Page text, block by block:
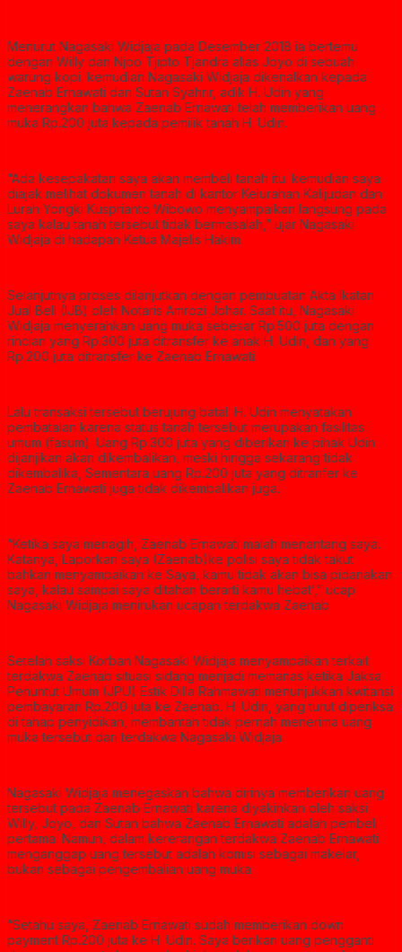
Menurut Nagasaki Widjaja pada Desember 2018 ia bertemu
dengan Willy dan Njoo Tjipto Tjandra alias Joyo di sebuah
warung kopi. kemudian Nagasaki Widjaja dikenalkan kepada
Zaenab Ernawati dan Sutan Syahrir, adik H. Udin yang
menerangkan bahwa Zaenab Ernawati telah memberikan uang
muka Rp.200 juta kepada pemilik tanah H. Udin.
“Ada kesepakatan saya akan membeli tanah itu. kemudian saya
diajak melihat dokumen tanah di kantor Kelurahan Kalijudan dan
Lurah Yongki Kusprianto Wibowo menyampaikan langsung pada
saya kalau tanah tersebut tidak bermasalah,” ujar Nagasaki
Widjaja di hadapan Ketua Majelis Hakim.
Selanjutnya proses dilanjutkan dengan pembuatan Akta Ikatan
Jual Beli (IJB) oleh Notaris Amrozi Johar. Saat itu, Nagasaki
Widjaja menyerahkan uang muka sebesar Rp.500 juta dengan
rincian yang Rp.300 juta ditransfer ke anak H. Udin, dan yang
Rp.200 juta ditransfer ke Zaenab Ernawati.
Lalu transaksi tersebut berujung batal. H. Udin menyatakan
pembatalan karena status tanah tersebut merupakan fasilitas
umum (fasum). Uang Rp.300 juta yang diberikan ke pihak Udin
dijanjikan akan dikembalikan, meski hingga sekarang tidak
dikembalika, Sementara uang Rp.200 juta yang ditranfer ke
Zaenab Ernawati juga tidak dikembalikan juga.
“Ketika saya menagih, Zaenab Ernawati malah menantang saya.
Katanya, Laporkan saya (Zaenab)ke polisi saya tidak takut
bahkan menyampaikan ke Saya, kamu tidak akan bisa pidanakan
saya, kalau sampai saya ditahan berarti kamu hebat’,” ucap
Nagasaki Widjaja menirukan ucapan terdakwa Zaenab
Setelah saksi Korban Nagasaki Widjaja menyampaikan terkait
terdakwa Zaenab situasi sidang menjadi memanas ketika Jaksa
Penuntut Umum (JPU) Estik Dilla Rahmawati menunjukkan kwitansi
pembayaran Rp.200 juta ke Zaenab. H. Udin, yang turut diperiksa
di tahap penyidikan, membantah tidak pernah menerima uang
muka tersebut dari terdakwa Nagasaki Widjaja.
Nagasaki Widjaja menegaskan bahwa dirinya memberikan uang
tersebut pada Zaenab Ernawati karena diyakinkan oleh saksi
Willy, Joyo, dan Sutan bahwa Zaenab Ernawati adalah pembeli
pertama. Namun, dalam kererangan terdakwa Zaenab Ernawati
menganggap uang tersebut adalah komisi sebagai makelar,
bukan sebagai pengembalian uang muka.
“Setahu saya, Zaenab Ernawati sudah memberikan down
payment Rp.200 juta ke H. Udin. Saya berikan uang pengganti